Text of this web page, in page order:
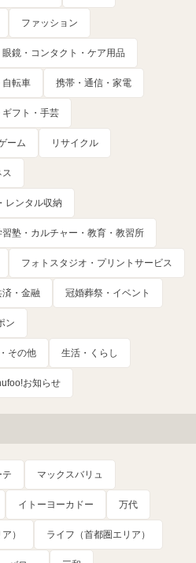
ファッション
眼鏡・コンタクト・ケア用品
自転車 携帯・通信・家電
ギフト・手芸
ーム リサイクル
レンタル収納
習塾・カルチャー・教育・教習所
フォトスタジオ・プリントサービス
済・金融 冠婚葬祭・イベント
ン
その他 生活・くらし
お知らせ
テ マックスバリュ
イトーヨーカドー 万代
） ライフ（首都圏エリア）